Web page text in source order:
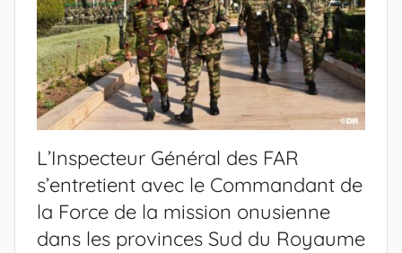
L’Inspecteur Général des FAR
s’entretient avec le Commandant de
la Force de la mission onusienne
dans les provinces Sud du Royaume